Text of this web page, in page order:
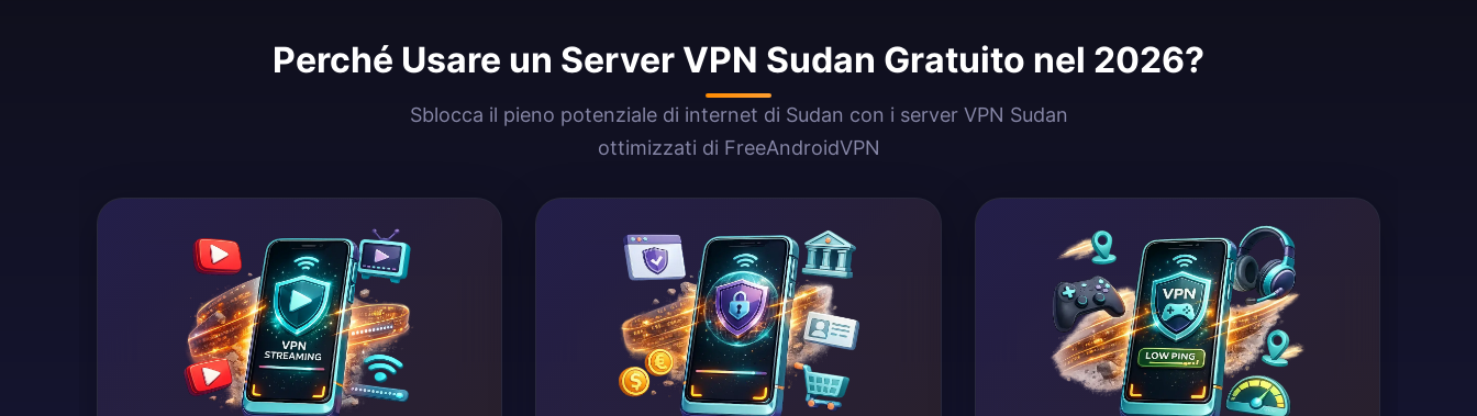
Perché Usare un Server VPN Sudan Gratuito nel 2026?
Sblocca il pieno potenziale di internet di Sudan con i server VPN Sudan
ottimizzati di FreeAndroidVPN